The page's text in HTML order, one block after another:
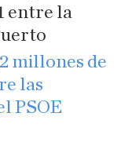
entre la
millones de
las
PSOE